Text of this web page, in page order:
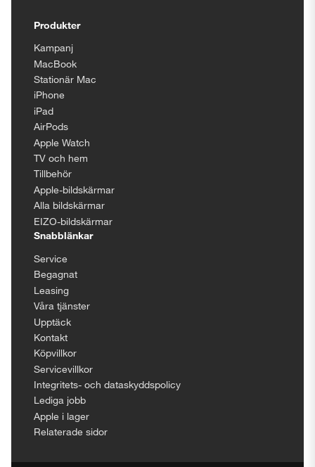
Produkter
Kampanj
MacBook
Stationär Mac
iPhone
iPad
AirPods
Apple Watch
TV och hem
Tillbehör
Apple-bildskärmar
Alla bildskärmar
EIZO-bildskärmar
Snabblänkar
Service
Begagnat
Leasing
Våra tjänster
Upptäck
Kontakt
Köpvillkor
Servicevillkor
Integritets- och dataskyddspolicy
Lediga jobb
Apple i lager
Relaterade sidor